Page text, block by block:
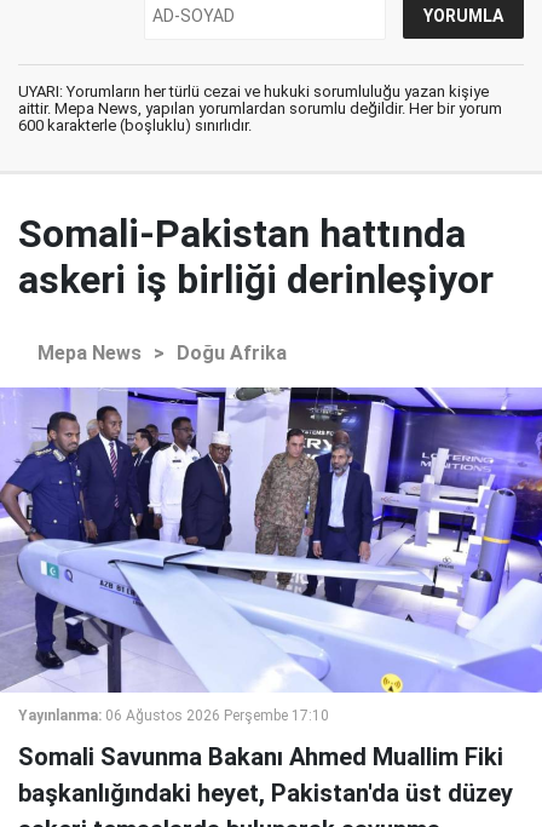
UYARI: Yorumların her türlü cezai ve hukuki sorumluluğu yazan kişiye
aittir. Mepa News, yapılan yorumlardan sorumlu değildir. Her bir yorum
600 karakterle (boşluklu) sınırlıdır.
Somali-Pakistan hattında
askeri iş birliği derinleşiyor
Mepa News > Doğu Afrika
Yayınlanma: 06 Ağustos 2026 Perşembe 17:10
Somali Savunma Bakanı Ahmed Muallim Fiki
başkanlığındaki heyet, Pakistan'da üst düzey